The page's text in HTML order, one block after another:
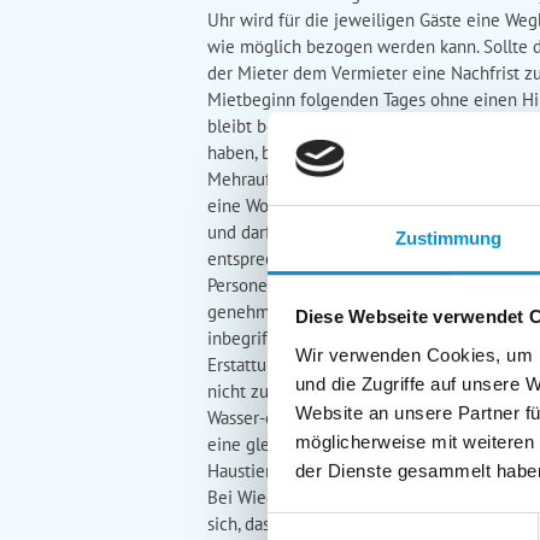
Zustimmung
Diese Webseite verwendet
Wir verwenden Cookies,
und die Zugriffe auf unsere
Website an unsere Partner
möglicherweise mit
der Dienste gesammelt
Einwilligungsauswahl
Uhr wird für die jeweiligen Gäste eine
wie möglich bezogen werden kann. Sollte
der Mieter dem Vermieter eine Nachfrist
Mietbeginn folgenden Tages ohne einen
bleibt bestehen. Am Abreisetag muss die
haben, behält sich der Vermieter eine
Mehraufwand der Reinigung besteht,
eine Wohnungskontrolle durchzuführen.
und darf nicht überschritten werden. Im
entsprechend der in der
Personenanzahl vorgesehen, die nicht
genehmigten Einzelfällen kann eine
inbegriffen) und Nacht berechnet. Nicht
Erstattungsanspruch des Mieters. 6.
nicht zur Verfügung stellen können, kann
Wasser-oder Sturmschaden am
eine gleichwertige Unterkunft zu
Haustiere müssen immer angemeldet
Bei Wiederhandlung werden die
sich, das Objekt und den Inhalt schonend